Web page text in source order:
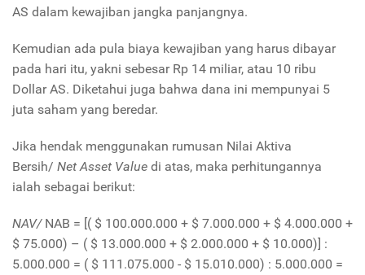
AS dalam kewajiban jangka panjangnya.
Kemudian ada pula biaya kewajiban yang harus dibayar
pada hari itu, yakni sebesar Rp 14 miliar, atau 10 ribu
Dollar AS. Diketahui juga bahwa dana ini mempunyai 5
juta saham yang beredar.
Jika hendak menggunakan rumusan Nilai Aktiva
Bersih/ Net Asset Value di atas, maka perhitungannya
ialah sebagai berikut:
NAV/ NAB = [( $ 100.000.000 + $ 7.000.000 + $ 4.000.000 +
$ 75.000) – ( $ 13.000.000 + $ 2.000.000 + $ 10.000)] :
5.000.000 = ( $ 111.075.000 - $ 15.010.000) : 5.000.000 =